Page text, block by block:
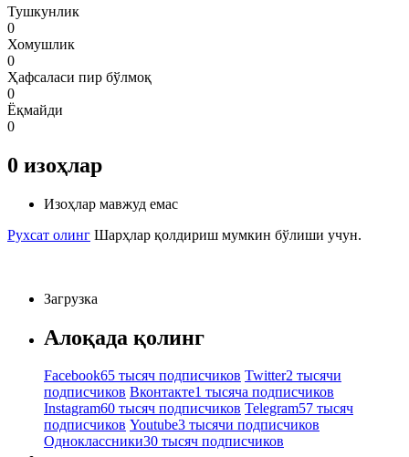
Тушкунлик
0
Хомушлик
0
Ҳафсаласи пир бўлмоқ
0
Ёқмайди
0
0 изоҳлар
Изоҳлар мавжуд емас
Рухсат олинг Шарҳлар қолдириш мумкин бўлиши учун.
Загрузка
Алоқада қолинг
Facebook65 тысяч подписчиков Twitter2 тысячи
подписчиков Вконтакте1 тысяча подписчиков
Instagram60 тысяч подписчиков Telegram57 тысяч
подписчиков Youtube3 тысячи подписчиков
Одноклассники30 тысяч подписчиков